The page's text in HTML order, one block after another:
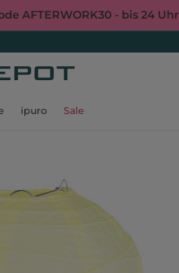
AFTERWORK30 - bis 24 Uhr
ipuro Sale